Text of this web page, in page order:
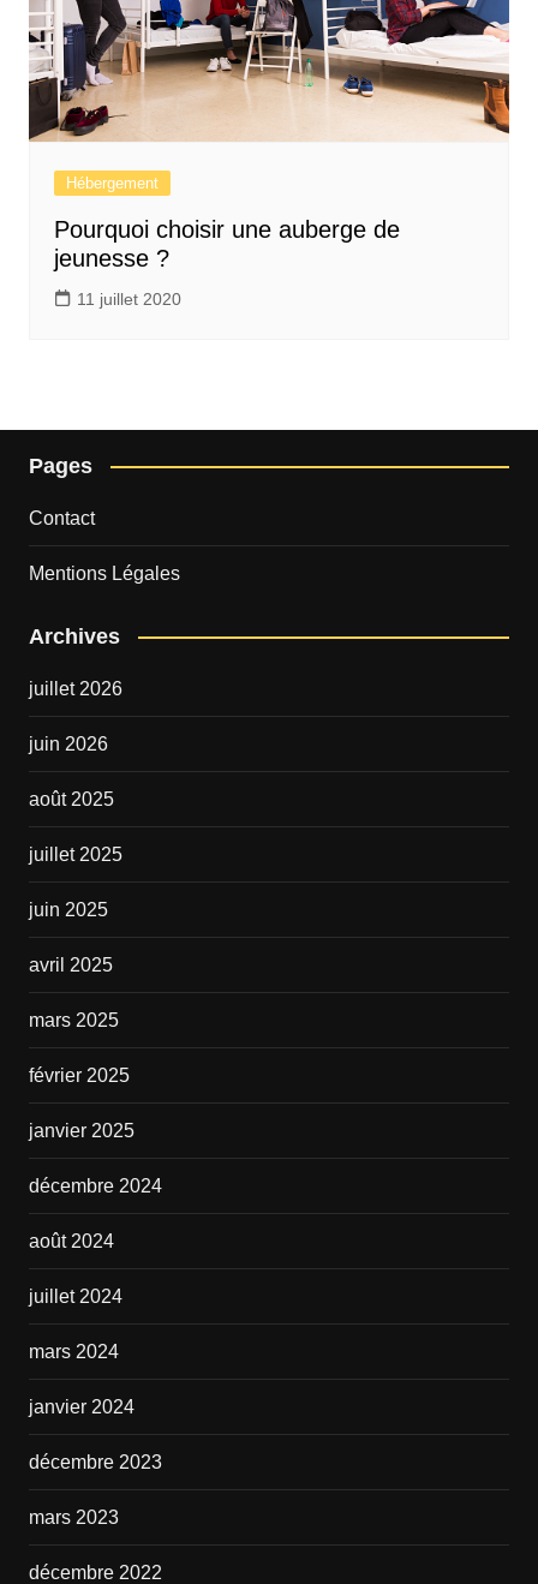
Hébergement
Pourquoi choisir une auberge de
jeunesse ?
11 juillet 2020
Pages
Contact
Mentions Légales
Archives
juillet 2026
juin 2026
août 2025
juillet 2025
juin 2025
avril 2025
mars 2025
février 2025
janvier 2025
décembre 2024
août 2024
juillet 2024
mars 2024
janvier 2024
décembre 2023
mars 2023
décembre 2022